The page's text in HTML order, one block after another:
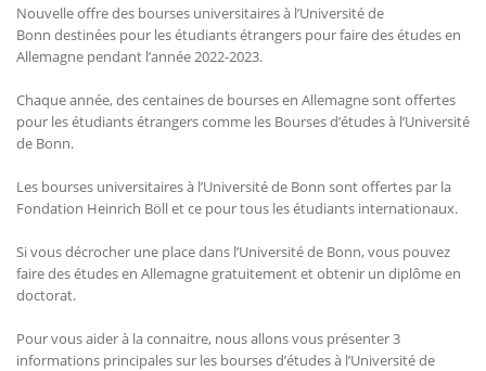
Nouvelle offre des bourses universitaires à l’Université de
Bonn destinées pour les étudiants étrangers pour faire des études en
Allemagne pendant l’année 2022-2023.
Chaque année, des centaines de bourses en Allemagne sont offertes
pour les étudiants étrangers comme les Bourses d’études à l’Université
de Bonn.
Les bourses universitaires à l’Université de Bonn sont offertes par la
Fondation Heinrich Böll et ce pour tous les étudiants internationaux.
Si vous décrocher une place dans l’Université de Bonn, vous pouvez
faire des études en Allemagne gratuitement et obtenir un diplôme en
doctorat.
Pour vous aider à la connaitre, nous allons vous présenter 3
informations principales sur les bourses d’études à l’Université de